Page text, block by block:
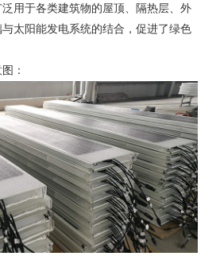
用于各类建筑物的屋顶、隔热层、外
太阳能发电系统的结合，促进了绿色
：